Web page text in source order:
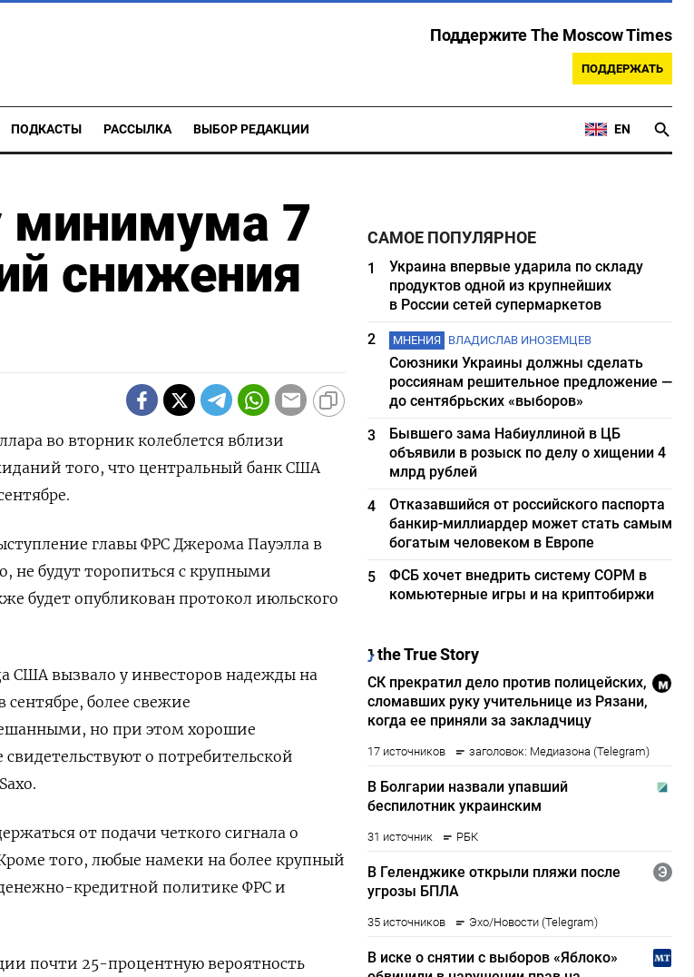
Поддержите The Moscow Times
ПОДДЕРЖАТЬ
ПОДКАСТЫ РАССЫЛКА ВЫБОР РЕДАКЦИИ EN
минимума 7
снижения
во вторник колеблется вблизи
того, что центральный банк США
главы ФРС Джерома Пауэлла в
не будут торопиться с крупными
будет опубликован протокол июльского
США вызвало у инвесторов надежды на
более свежие
но при этом хорошие
о потребительской
от подачи четкого сигнала о
того, любые намеки на более крупный
кредитной политике ФРС и
почти 25-процентную вероятность
САМОЕ ПОПУЛЯРНОЕ
1
Украина впервые ударила по складу
продуктов одной из крупнейших
в России сетей супермаркетов
2
МНЕНИЯ ВЛАДИСЛАВ ИНОЗЕМЦЕВ
Союзники Украины должны сделать
россиянам решительное предложение —
до сентябрьских «выборов»
3
Бывшего зама Набиуллиной в ЦБ
объявили в розыск по делу о хищении 4
млрд рублей
4
Отказавшийся от российского паспорта
банкир-миллиардер может стать самым
богатым человеком в Европе
5
ФСБ хочет внедрить систему СОРМ в
комьютерные игры и на криптобиржи